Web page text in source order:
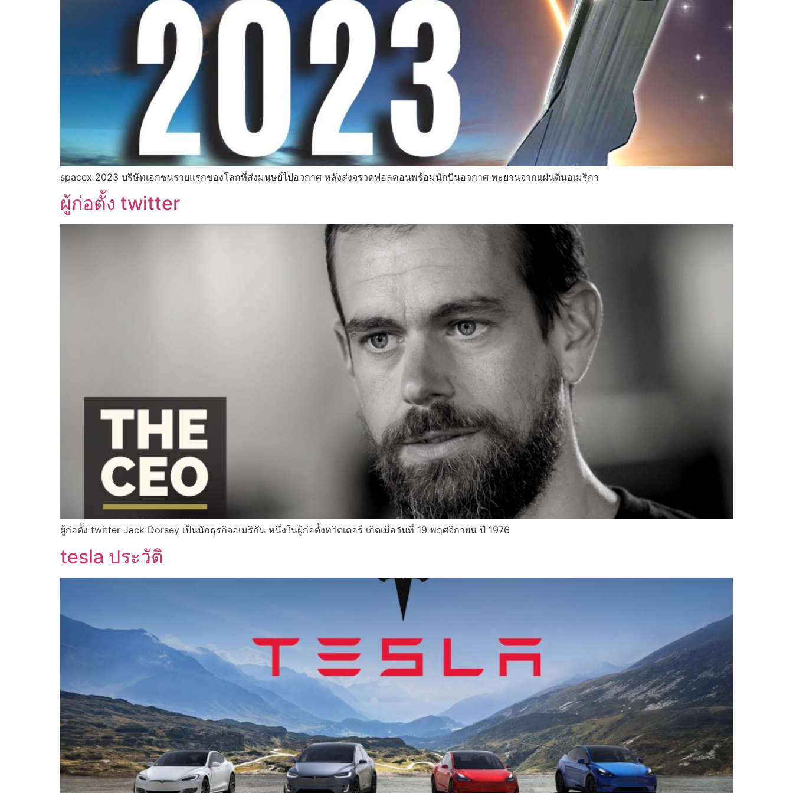
spacex 2023 บริษัทเอกชนรายแรกของโลกที่ส่งมนุษย์ไปอวกาศ หลังส่งจรวดฟอลคอนพร้อมนักบินอวกาศ ทะยานจากแผ่นดินอเมริกา
ผู้ก่อตั้ง twitter
ผู้ก่อตั้ง twitter Jack Dorsey เป็นนักธุรกิจอเมริกัน หนึ่งในผู้ก่อตั้งทวิตเตอร์ เกิดเมื่อวันที่ 19 พฤศจิกายน ปี 1976
tesla ประวัติ